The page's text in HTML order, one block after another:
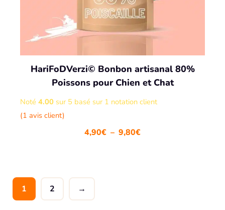
à
9
,
8
HariFoDVerzi© Bonbon artisanal 80%
Poissons pour Chien et Chat
Noté 4.00 sur 5 basé sur 1 notation client
(1 avis client)
4,90€ – 9,80€P
1 2 →